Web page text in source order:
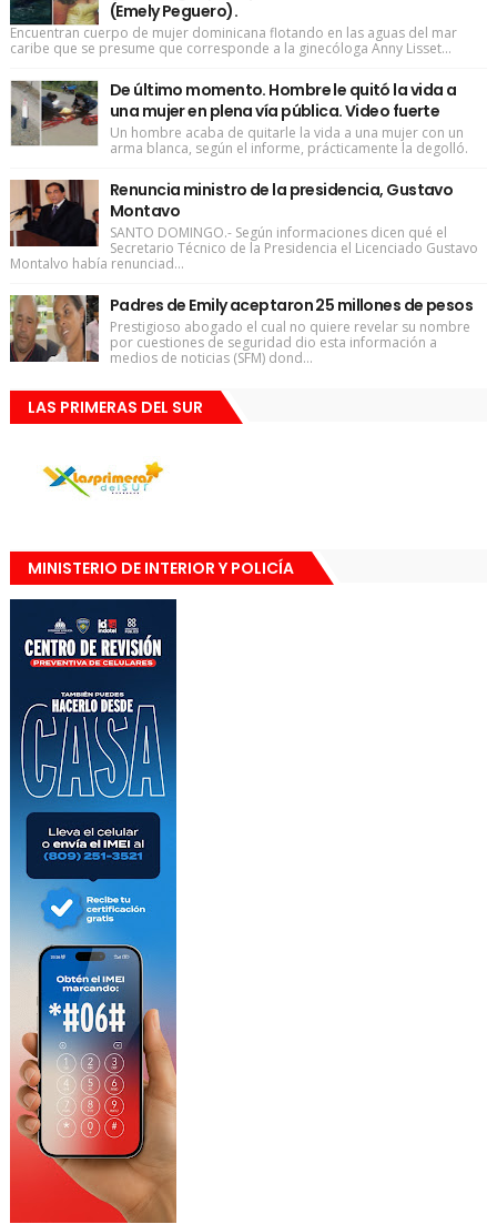
(Emely Peguero).
Encuentran cuerpo de mujer dominicana flotando en las aguas del mar
caribe que se presume que corresponde a la ginecóloga Anny Lisset...
De último momento. Hombre le quitó la vida a
una mujer en plena vía pública. Video fuerte
Un hombre acaba de quitarle la vida a una mujer con un
arma blanca, según el informe, prácticamente la degolló.
Renuncia ministro de la presidencia, Gustavo
Montavo
SANTO DOMINGO.- Según informaciones dicen qué el
Secretario Técnico de la Presidencia el Licenciado Gustavo
Montalvo había renunciad...
Padres de Emily aceptaron 25 millones de pesos
Prestigioso abogado el cual no quiere revelar su nombre
por cuestiones de seguridad dio esta información a
medios de noticias (SFM) dond...
LAS PRIMERAS DEL SUR
MINISTERIO DE INTERIOR Y POLICÍA